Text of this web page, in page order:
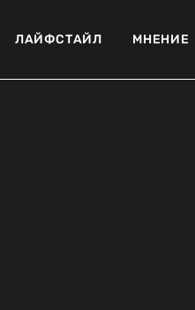
ЛАЙФСТАЙЛ МНЕНИЕ